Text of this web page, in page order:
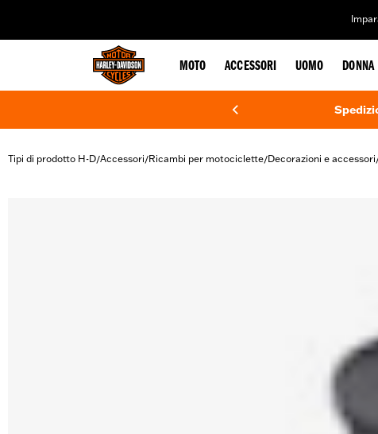
MOTO ACCESSORI UOMO DONNA
Tipi di prodotto H-D/Accessori/Ricambi per motociclette/Decorazioni e accessori